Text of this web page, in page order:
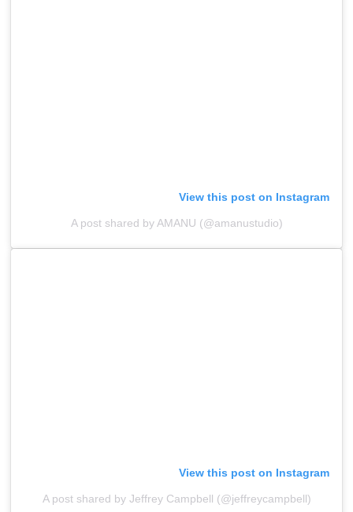
View this post on Instagram
A post shared by AMANU (@amanustudio)
View this post on Instagram
A post shared by Jeffrey Campbell (@jeffreycampbell)